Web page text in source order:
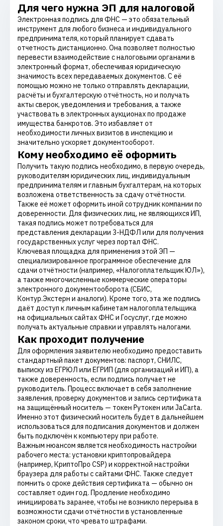
Для чего нужна ЭП для налоговой
Электронная подпись для ФНС — это обязательный
инструмент для любого бизнеса и индивидуального
предпринимателя, который планирует сдавать
отчетность дистанционно. Она позволяет полностью
перевести взаимодействие с налоговыми органами в
электронный формат, обеспечивая юридическую
значимость всех передаваемых документов. С её
помощью можно не только отправлять декларации,
расчёты и бухгалтерскую отчётность, но и получать
акты сверок, уведомления и требования, а также
участвовать в электронных аукционах по продаже
имущества банкротов. Это избавляет от
необходимости личных визитов в инспекцию и
значительно ускоряет документооборот.
Кому необходимо её оформить
Получить такую подпись необходимо, в первую очередь,
руководителям юридических лиц, индивидуальным
предпринимателям и главным бухгалтерам, на которых
возложена ответственность за сдачу отчётности.
Также её может оформить иной сотрудник компании по
доверенности. Для физических лиц, не являющихся ИП,
такая подпись может потребоваться для
представления декларации 3-НДФЛ или для получения
государственных услуг через портал ФНС.
Ключевая площадка для применения этой ЭП —
специализированное программное обеспечение для
сдачи отчётности (например, «Налогоплательщик ЮЛ»),
а также многочисленные коммерческие операторы
электронного документооборота (СБИС,
Контур.Экстерн и аналоги). Кроме того, эта же подпись
даёт доступ к личным кабинетам налогоплательщика
на официальных сайтах ФНС и Госуслуг, где можно
получать актуальные справки и управлять налогами.
Как проходит получение
Для оформления заявителю необходимо предоставить
стандартный пакет документов: паспорт, СНИЛС,
выписку из ЕГРЮЛ или ЕГРИП (для организаций и ИП), а
также доверенность, если подпись получает не
руководитель. Процесс включает в себя заполнение
заявления, проверку документов и запись сертификата
на защищённый носитель — токен Рутокен или JaCarta.
Именно этот физический носитель будет в дальнейшем
использоваться для подписания документов и должен
быть подключён к компьютеру при работе.
Важным нюансом является необходимость настройки
рабочего места: установки криптопровайдера
(например, КриптоПро CSP) и корректной настройки
браузера для работы с сайтами ФНС. Также следует
помнить о сроке действия сертификата — обычно он
составляет один год. Продление необходимо
инициировать заранее, чтобы не возникло перерыва в
возможности сдачи отчётности в установленные
законом сроки, что чревато штрафами.